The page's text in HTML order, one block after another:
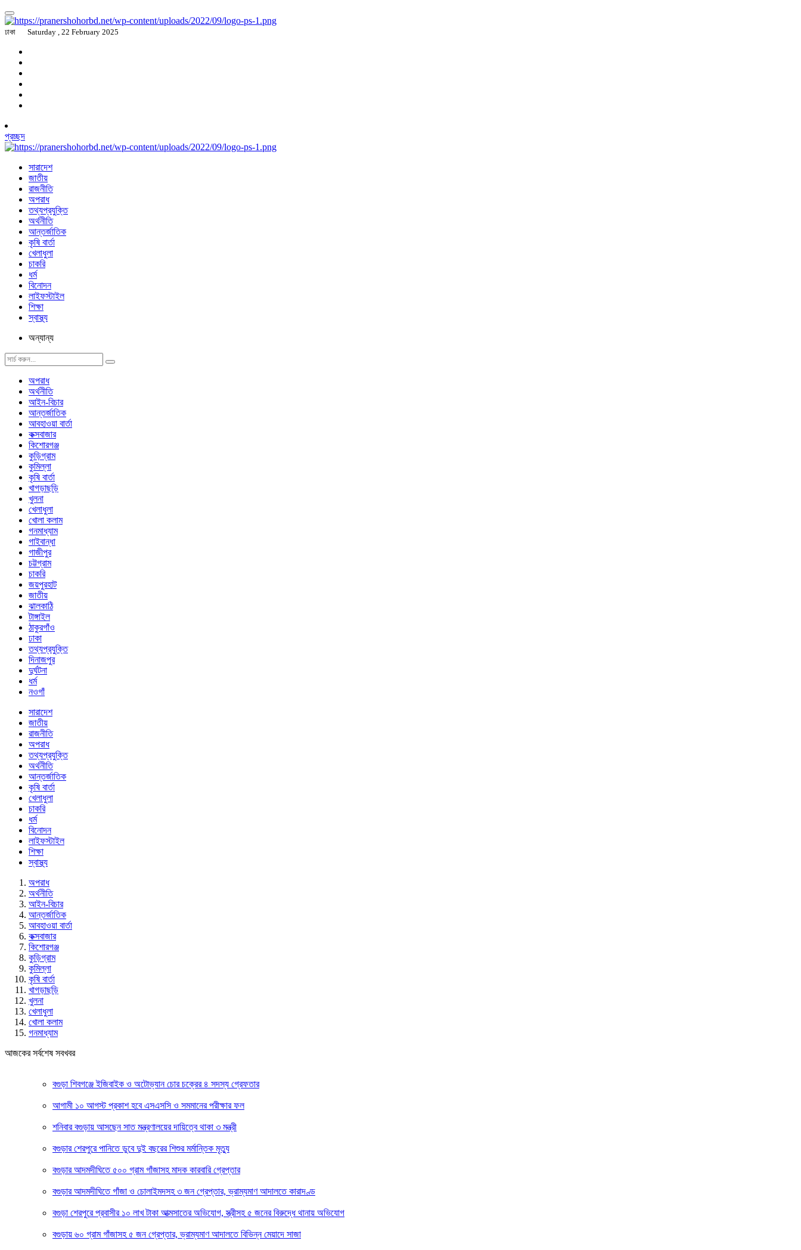
ঢাকা Saturday , 22 February 2025
প্রচ্ছদ
সারাদেশ
জাতীয়
রাজনীতি
অপরাধ
তথ্যপ্রযুক্তি
অর্থনীতি
আন্তর্জাতিক
কৃষি বার্তা
খেলাধুলা
চাকরি
ধর্ম
বিনোদন
লাইফস্টাইল
শিক্ষা
স্বাস্থ্য
অন্যান্য
অপরাধ
অর্থনীতি
আইন-বিচার
আন্তর্জাতিক
আবহাওয়া বার্তা
কক্সবাজার
কিশোরগঞ্জ
কুড়িগ্রাম
কুমিল্লা
কৃষি বার্তা
খাগড়াছড়ি
খুলনা
খেলাধুলা
খোলা কলাম
গনমাধ্যাম
গাইবান্ধা
গাজীপুর
চট্টগ্রাম
চাকরি
জয়পুরহাট
জাতীয়
ঝালকাঠি
টাঙ্গাইল
ঠাকুরগাঁও
ঢাকা
তথ্যপ্রযুক্তি
দিনাজপুর
দুর্ঘটনা
ধর্ম
নওগাঁ
সারাদেশ
জাতীয়
রাজনীতি
অপরাধ
তথ্যপ্রযুক্তি
অর্থনীতি
আন্তর্জাতিক
কৃষি বার্তা
খেলাধুলা
চাকরি
ধর্ম
বিনোদন
লাইফস্টাইল
শিক্ষা
স্বাস্থ্য
অপরাধ
অর্থনীতি
আইন-বিচার
আন্তর্জাতিক
আবহাওয়া বার্তা
কক্সবাজার
কিশোরগঞ্জ
কুড়িগ্রাম
কুমিল্লা
কৃষি বার্তা
খাগড়াছড়ি
খুলনা
খেলাধুলা
খোলা কলাম
গনমাধ্যাম
আজকের সর্বশেষ সবখবর
বগুড়া শিবগঞ্জে ইজিবাইক ও অটোভ্যান চোর চক্রের ৪ সদস্য গ্রেফতার
আগামী ১০ আগস্ট প্রকাশ হবে এসএসসি ও সমমানের পরীক্ষার ফল
শনিবার বগুড়ায় আসছেন সাত মন্ত্রণালয়ের দায়িত্বে থাকা ৩ মন্ত্রী
বগুড়ার শেরপুরে পানিতে ডুবে দুই বছরের শিশুর মর্মান্তিক মৃত্যু
বগুড়ার আদমদীঘিতে ৫০০ গ্রাম গাঁজাসহ মাদক কারবারি গ্রেপ্তার
বগুড়ার আদমদীঘিতে গাঁজা ও চোলাইমদসহ ৩ জন গ্রেপ্তার, ভ্রাম্যমাণ আদালতে কারাদণ্ড
বগুড়া শেরপুরে প্রবাসীর ১০ লাখ টাকা আত্মসাতের অভিযোগ, স্ত্রীসহ ৫ জনের বিরুদ্ধে থানায় অভিযোগ
বগুড়ায় ৬০ গ্রাম গাঁজাসহ ৫ জন গ্রেপ্তার, ভ্রাম্যমাণ আদালতে বিভিন্ন মেয়াদে সাজা